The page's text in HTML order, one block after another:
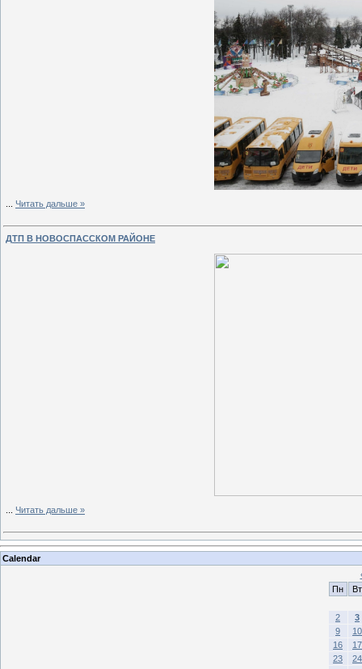
Читать дальше »
ДТП В НОВОСПАССКОМ РАЙОНЕ
Читать дальше »
Calendar
Пн
Вт
2
3
9
10
16
17
23
24